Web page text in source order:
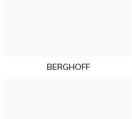
BERGHOFF